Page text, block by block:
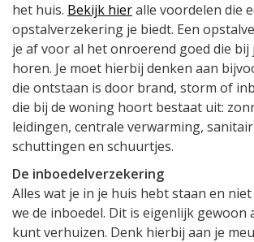
het huis. Bekijk hieralle voordelen die
opstalverzekering je biedt. Een
je af voor al het onroerend goed die bij
horen. Je moet hierbij denken aan
die ontstaan is door brand, storm of
die bij de woning hoort bestaat uit:
leidingen, centrale verwarming,
schuttingen en schuurtjes.
De inboedelverzekering
Alles wat je in je huis hebt staan en
we de inboedel. Dit is eigenlijk gewoon
kunt verhuizen. Denk hierbij aan je